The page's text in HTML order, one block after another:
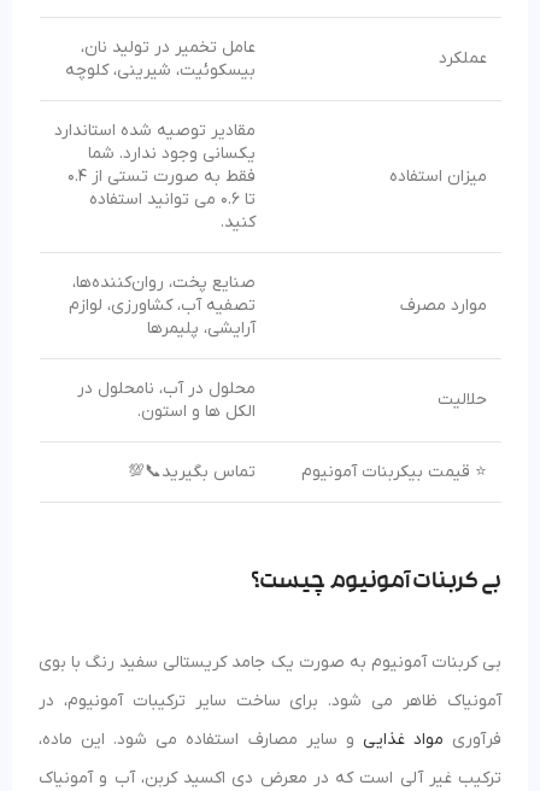
عملکرد
عامل تخمیر در تولید نان،
بیسکوئیت، شیرینی، کلوچه
میزان استفاده
مقادیر توصیه شده استاندارد
یکسانی وجود ندارد. شما
فقط به صورت تستی از 0.4
تا 0.6 می توانید استفاده
کنید.
موارد مصرف
صنایع پخت، روان‌کننده‌ها،
تصفیه آب، کشاورزی، لوازم
آرایشی، پلیمرها
حلالیت
محلول در آب، نامحلول در
الکل ها و استون.
⭐ قیمت بیکربنات آمونیوم تماس بگیرید📞💯
بی کربنات آمونیوم چیست؟
بی کربنات آمونیوم به صورت یک جامد کریستالی سفید رنگ با بوی
آمونیاک ظاهر می شود. برای ساخت سایر ترکیبات آمونیوم، در
فرآوری مواد غذایی و سایر مصارف استفاده می شود. این ماده،
ترکیب غیر آلی است که در معرض دی اکسید کربن، آب و آمونیاک